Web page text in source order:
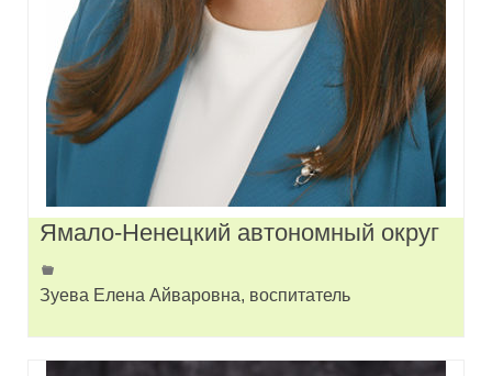
Ямало-Ненецкий автономный округ
Зуева Елена Айваровна, воспитатель